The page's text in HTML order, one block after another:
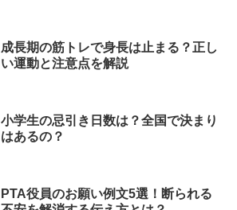
成長期の筋トレで身長は止まる？正し
い運動と注意点を解説
小学生の忌引き日数は？全国で決まり
はあるの？
PTA役員のお願い例文5選！断られる